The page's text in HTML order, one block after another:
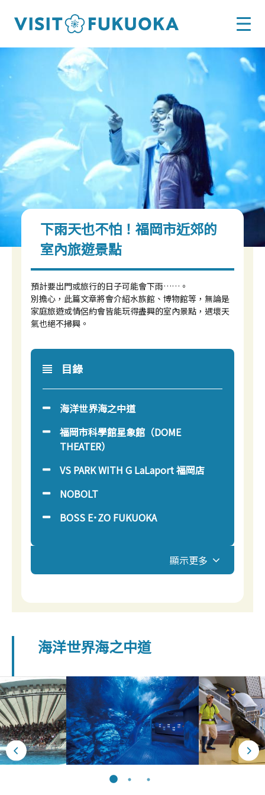
下雨天也不怕！福岡市近郊的
室內旅遊景點
預計要出門或旅行的日子可能會下雨……。
別擔心，此篇文章將會介紹水族館、博物館等，無論是
家庭旅遊或情侶約會皆能玩得盡興的室內景點，遇壞天
氣也絕不掃興。
顯示更多
目錄
海洋世界海之中道
福岡市科學館星象館（DOME
THEATER）
VS PARK WITH G LaLaport 福岡店
NOBOLT
BOSS E･ZO FUKUOKA
海洋世界海之中道